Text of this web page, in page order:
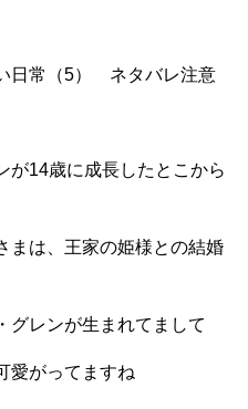
日常（5） ネタバレ注意
が14歳に成長したとこから
まは、王家の姫様との結婚
グレンが生まれてまして
愛がってますね